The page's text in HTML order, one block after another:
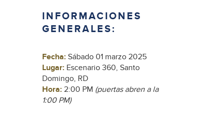
INFORMACIONES
GENERALES:
Fecha:Sábado 01 marzo 2025
Lugar: Escenario 360, Santo
Domingo, RD
Hora:2:00 PM (puertas abren a la
1:00 PM)